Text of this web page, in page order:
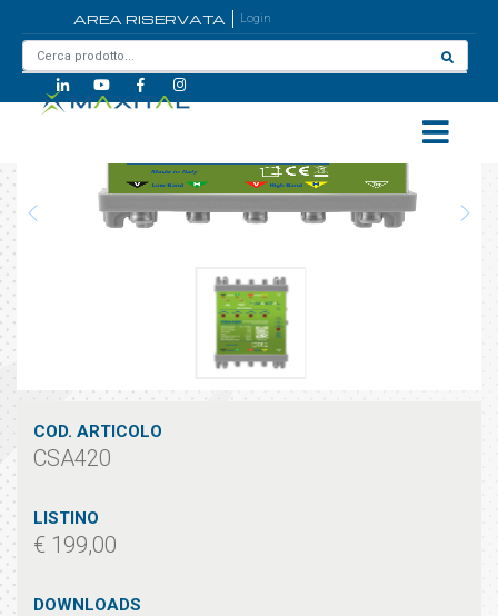
AREA RISERVATA Login
COD. ARTICOLO
CSA420
LISTINO
€ 199,00
DOWNLOADS